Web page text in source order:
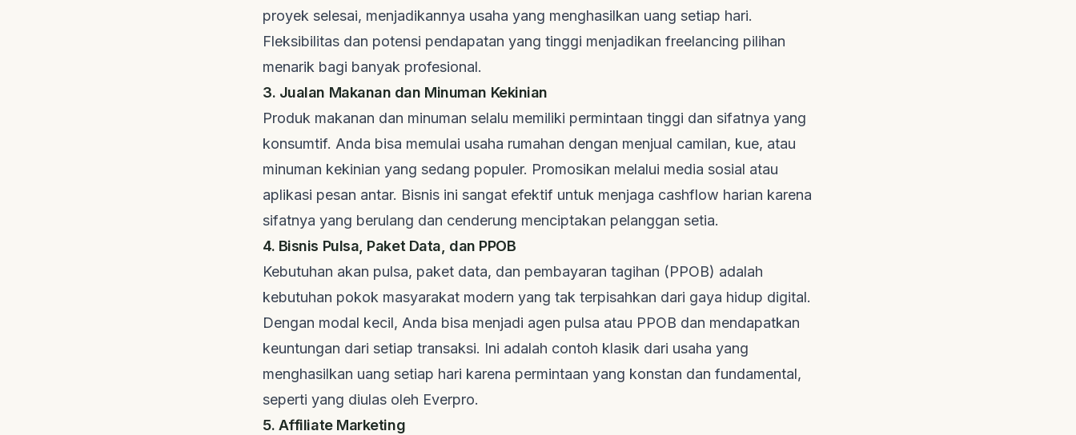
proyek selesai, menjadikannya usaha yang menghasilkan uang setiap hari.
Fleksibilitas dan potensi pendapatan yang tinggi menjadikan freelancing pilihan
menarik bagi banyak profesional.
3. Jualan Makanan dan Minuman Kekinian
Produk makanan dan minuman selalu memiliki permintaan tinggi dan sifatnya yang
konsumtif. Anda bisa memulai usaha rumahan dengan menjual camilan, kue, atau
minuman kekinian yang sedang populer. Promosikan melalui media sosial atau
aplikasi pesan antar. Bisnis ini sangat efektif untuk menjaga cashflow harian karena
sifatnya yang berulang dan cenderung menciptakan pelanggan setia.
4. Bisnis Pulsa, Paket Data, dan PPOB
Kebutuhan akan pulsa, paket data, dan pembayaran tagihan (PPOB) adalah
kebutuhan pokok masyarakat modern yang tak terpisahkan dari gaya hidup digital.
Dengan modal kecil, Anda bisa menjadi agen pulsa atau PPOB dan mendapatkan
keuntungan dari setiap transaksi. Ini adalah contoh klasik dari usaha yang
menghasilkan uang setiap hari karena permintaan yang konstan dan fundamental,
seperti yang diulas oleh Everpro.
5. Affiliate Marketing